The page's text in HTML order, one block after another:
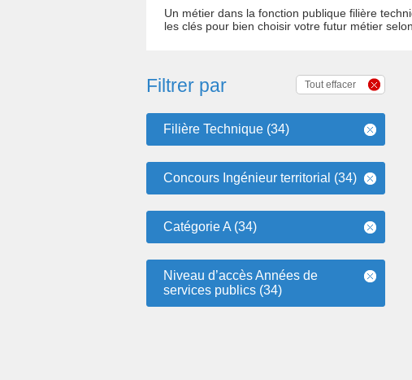
Un métier dans la fonction publique filière
les clés pour bien choisir votre futur métier
Filtrer par Tout effacer
Filière Technique (34)
Concours Ingénieur territorial (34)
Catégorie A (34)
Niveau d’accès Années de
services publics (34)